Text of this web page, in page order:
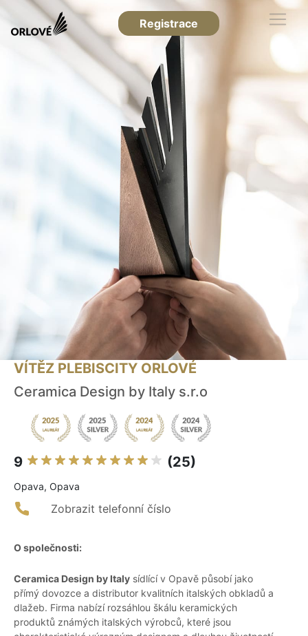
Registrace
VÍTĚZ PLEBISCITY ORLOVÉ
Ceramica Design by Italy s.r.o
9 (25)
Opava, Opava
Zobrazit telefonní číslo
O společnosti:
Ceramica Design by Italy sídlící v Opavě působí jako
přímý dovozce a distributor kvalitních italských obkladů a
dlažeb. Firma nabízí rozsáhlou škálu keramických
produktů známých italských výrobců, které jsou